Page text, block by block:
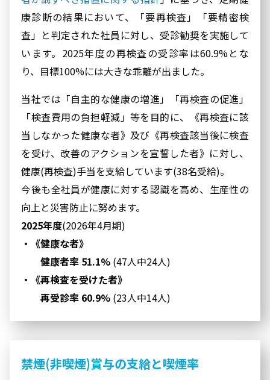
康診断の結果において、「要再検査」「要精密検
査」と判定された社員に対し、受診勧奨を実施して
います。2025年度の再検査の受診率は60.9%とな
り、目標100%には大きな乖離が出ました。
当社では「自主的な健康の増進」「再検査の促進」
「検査費用の負担軽減」等を目的に、《再検査に該
当しなかった健康な者》及び《再検査該当後に検査
を受け、改善のアクションを宣誓した者》に対し、
健康(再検査)手当を支給しています(38名受給)。
今後も全社員が健康に対する認識を高め、生産性の
向上と災害防止に努めます。
2025年度(2026年4月期)
・《健康な者》
健康者率 51.1% (47人中24人)
・《再検査を受けた者》
再受診率 60.9% (23人中14人)
禁煙(非喫煙)賞与の支給と喫煙率